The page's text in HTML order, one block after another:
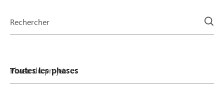
la
Rechercher
Phase du projet